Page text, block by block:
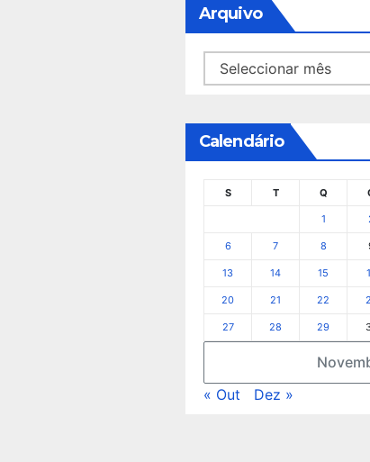
Arquivo
Arquivo
Calendário
S T Q
1
6 7 8
13 14 15
20 21 22
27 28 29
« Out Dez »